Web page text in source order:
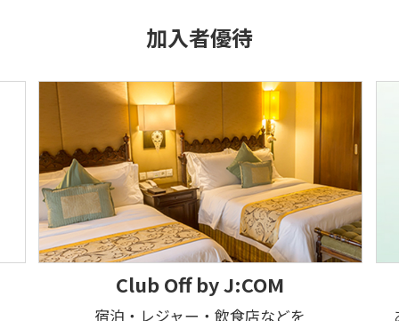
加入者優待
Club Off by J:COM
宿泊・レジャー・飲食店などを